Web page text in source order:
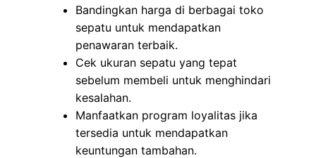
Bandingkan harga di berbagai toko
sepatu untuk mendapatkan
penawaran terbaik.
Cek ukuran sepatu yang tepat
sebelum membeli untuk menghindari
kesalahan.
Manfaatkan program loyalitas jika
tersedia untuk mendapatkan
keuntungan tambahan.